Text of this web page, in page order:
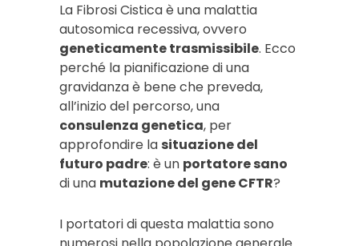
La Fibrosi Cistica è una malattia
autosomica recessiva, ovvero
geneticamente trasmissibile. Ecco
perché la pianificazione di una
gravidanza è bene che preveda,
all’inizio del percorso, una
consulenza genetica, per
approfondire la situazione del
futuro padre: è un portatore sano
di una mutazione del gene CFTR?
I portatori di questa malattia sono